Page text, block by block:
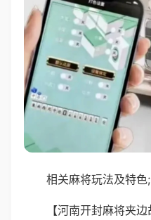
相关麻将玩法及特色;
【河南开封麻将夹